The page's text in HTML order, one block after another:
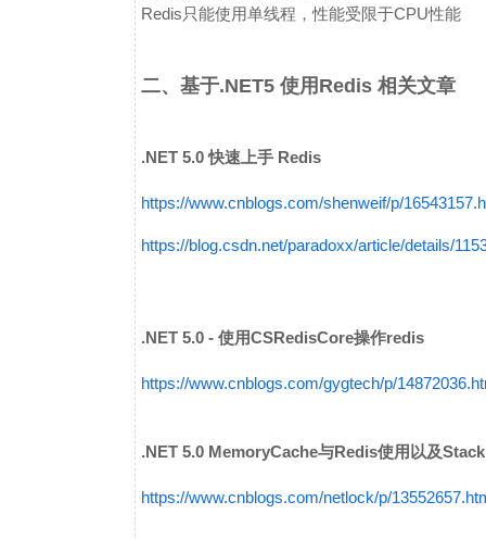
Redis只能使用单线程，性能受限于CPU性能
二、基于.NET5 使用Redis 相关文章
.NET 5.0 快速上手 Redis
https://www.cnblogs.com/shenweif/p/
https://blog.csdn.net/paradoxx/article/details/
.NET 5.0 - 使用CSRedisCore操作redis
https://www.cnblogs.com/gygtech/p/
.NET 5.0 MemoryCache与Redis使用以及
https://www.cnblogs.com/netlock/p/